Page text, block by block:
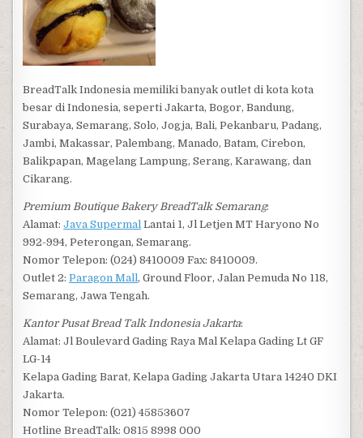
BreadTalk Indonesia memiliki banyak outlet di kota kota
besar di Indonesia, seperti Jakarta, Bogor, Bandung,
Surabaya, Semarang, Solo, Jogja, Bali, Pekanbaru, Padang,
Jambi, Makassar, Palembang, Manado, Batam, Cirebon,
Balikpapan, Magelang Lampung, Serang, Karawang, dan
Cikarang.
Premium Boutique Bakery BreadTalk Semarang:
Alamat:Java Supermal Lantai 1, Jl Letjen MT Haryono No
992-994, Peterongan, Semarang.
Nomor Telepon: (024) 8410009 Fax: 8410009.
Outlet 2:Paragon Mall, Ground Floor, Jalan Pemuda No 118,
Semarang, Jawa Tengah.
Kantor Pusat Bread Talk Indonesia Jakarta:
Alamat: Jl Boulevard Gading Raya Mal Kelapa Gading Lt GF
LG-14
Kelapa Gading Barat, Kelapa Gading Jakarta Utara 14240 DKI
Jakarta.
Nomor Telepon: (021) 45853607
Hotline BreadTalk: 0815 8998 000